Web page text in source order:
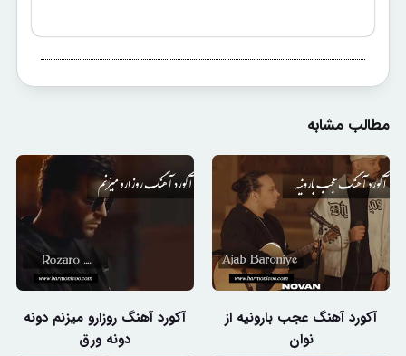
مطالب مشابه
آکورد آهنگ عجب بارونیه از
نوان
آکورد آهنگ روزارو میزنم دونه
دونه ورق